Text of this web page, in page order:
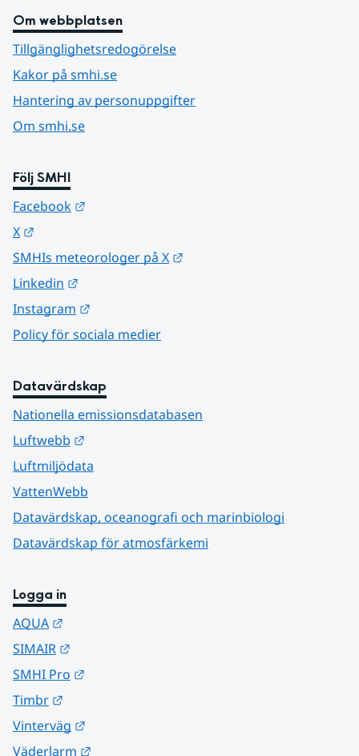
Om webbplatsen
Tillgänglighetsredogörelse
Kakor på smhi.se
Hantering av personuppgifter
Om smhi.se
Följ SMHI
Facebook
X
SMHIs meteorologer på X
Linkedin
Instagram
Policy för sociala medier
Datavärdskap
Nationella emissionsdatabasen
Luftwebb
Luftmiljödata
VattenWebb
Datavärdskap, oceanografi och marinbiologi
Datavärdskap för atmosfärkemi
Logga in
AQUA
SIMAIR
SMHI Pro
Timbr
Vinterväg
Väderlarm